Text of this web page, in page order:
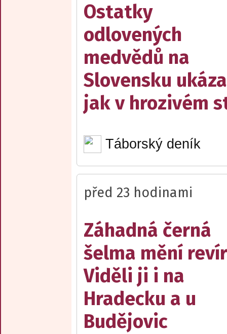
Ostatky
odlovených
medvědů na
Slovensku
jak v hrozivém
Táborský deník
před 23 hodinami
Záhadná černá
šelma mění
Viděli ji i na
Hradecku a u
Budějovic